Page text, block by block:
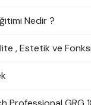
Nedir ?
, Estetik ve